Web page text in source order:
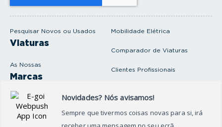
Pesquisar Novos ou Usados
Viaturas
As Nossas
Marcas
Produtos e serviços
Oficina
Mobilidade Elétrica
Comparador de Viaturas
Clientes Profissionais
l